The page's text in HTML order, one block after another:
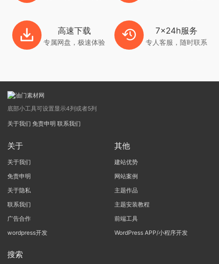
高速下载
专属网盘，极速体验
7x24h服务
专人客服，随时联系
底部小工具可设置显示4列或者5列
关于我们 免责申明 联系我们
关于
关于我们
免责申明
关于隐私
联系我们
广告合作
wordpress开发
其他
建站优势
网站案例
主题作品
主题安装教程
前端工具
WordPress APP/小程序开发
搜索